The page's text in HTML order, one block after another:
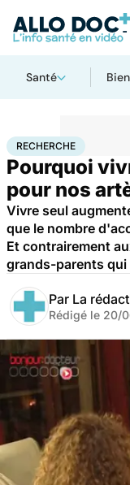
Santé
AccueilSantéMaladies
RECHERCHE
Pourquoi
pour nos
Vivre seul
que le nombre
Et contrairement
grands-parents
Par La
Rédigé le 20/